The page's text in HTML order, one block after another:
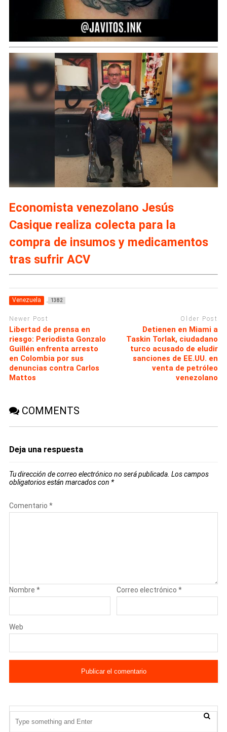
Economista venezolano Jesús
Casique realiza colecta para la
compra de insumos y medicamentos
tras sufrir ACV
Venezuela 1382
Newer Post
Libertad de prensa en
riesgo: Periodista Gonzalo
Guillén enfrenta arresto
en Colombia por sus
denuncias contra Carlos
Mattos
Older Post
Detienen en Miami a
Taskin Torlak, ciudadano
turco acusado de eludir
sanciones de EE.UU. en
venta de petróleo
venezolano
COMMENTS
Deja una respuesta
Tu dirección de correo electrónico no será publicada. Los campos
obligatorios están marcados con *
Comentario *
Nombre * Correo electrónico*
Web